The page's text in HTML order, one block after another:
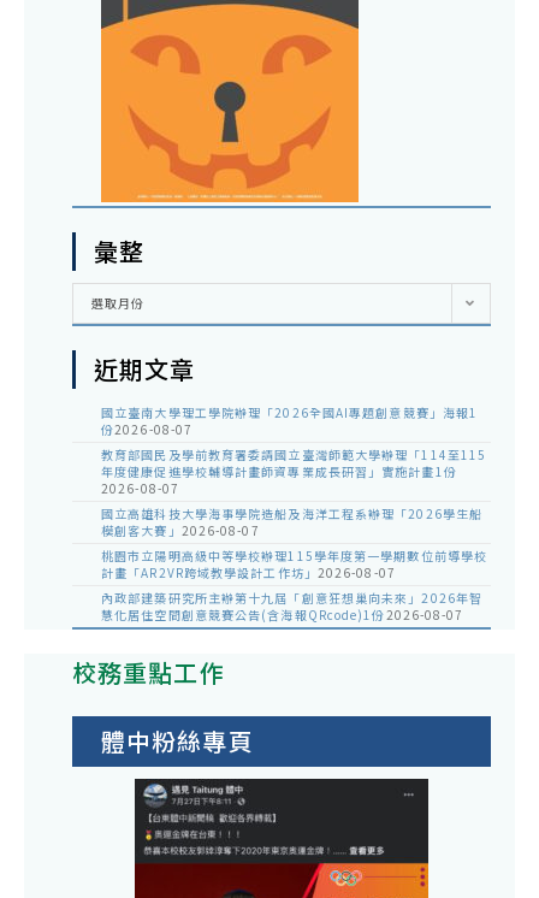
彙整
彙
選取月份
近期文章
國立臺南大學理工學院辦理「2026全國AI專題創意競賽」海報1
份2026-08-07
教育部國民及學前教育署委請國立臺灣師範大學辦理「114至115
年度健康促進學校輔導計畫師資專業成長研習」實施計畫1份
2026-08-07
國立高雄科技大學海事學院造船及海洋工程系辦理「2026學生船
模創客大賽」 2026-08-07
桃園市立陽明高級中等學校辦理115學年度第一學期數位前導學校
計畫「AR2VR跨域教學設計工作坊」 2026-08-07
內政部建築研究所主辦第十九屆「創意狂想巢向未來」2026年智
慧化居住空間創意競賽公告(含海報QRcode)1份2026-08-07
校務重點工作
體中粉絲專頁